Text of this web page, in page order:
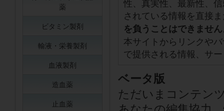
されている情報を直接
を負うことはできません
本サイトからリンクや
で提供される情報、サ
ベータ版
ただいまコンテン
薬
ビタミン製剤
輸液・栄養製剤
血液製剤
造血薬
止血薬